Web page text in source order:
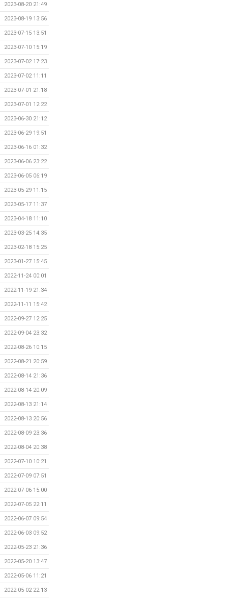
2023-08-20 21:49
2023-08-19 13:56
2023-07-15 13:51
2023-07-10 15:19
2023-07-02 17:23
2023-07-02 11:11
2023-07-01 21:18
2023-07-01 12:22
2023-06-30 21:12
2023-06-29 19:51
2023-06-16 01:32
2023-06-06 23:22
2023-06-05 06:19
2023-05-29 11:15
2023-05-17 11:37
2023-04-18 11:10
2023-03-25 14:35
2023-02-18 15:25
2023-01-27 15:45
2022-11-24 00:01
2022-11-19 21:34
2022-11-11 15:42
2022-09-27 12:25
2022-09-04 23:32
2022-08-26 10:15
2022-08-21 20:59
2022-08-14 21:36
2022-08-14 20:09
2022-08-13 21:14
2022-08-13 20:56
2022-08-09 23:36
2022-08-04 20:38
2022-07-10 10:21
2022-07-09 07:51
2022-07-06 15:00
2022-07-05 22:11
2022-06-07 09:54
2022-06-03 09:52
2022-05-23 21:36
2022-05-20 13:47
2022-05-06 11:21
2022-05-02 22:13